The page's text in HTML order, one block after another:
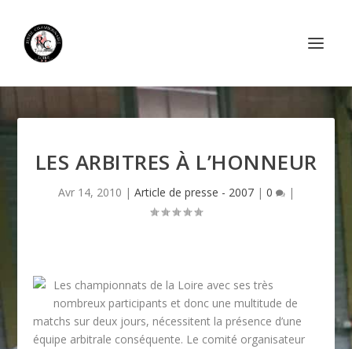
LES ARBITRES À L’HONNEUR
Avr 14, 2010 | Article de presse - 2007| 0 |
Les championnats de la Loire avec ses très
nombreux participants et donc une multitude de
matchs sur deux jours, nécessitent la présence d’une
équipe arbitrale conséquente. Le comité organisateur